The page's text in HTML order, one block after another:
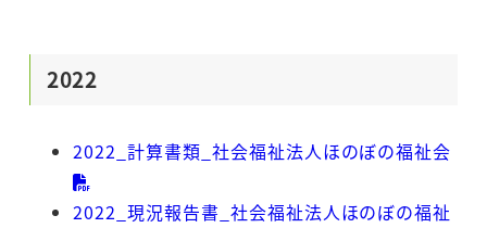
2022
2022_計算書類_社会福祉法人ほのぼの福祉会
2022_現況報告書_社会福祉法人ほのぼの福祉